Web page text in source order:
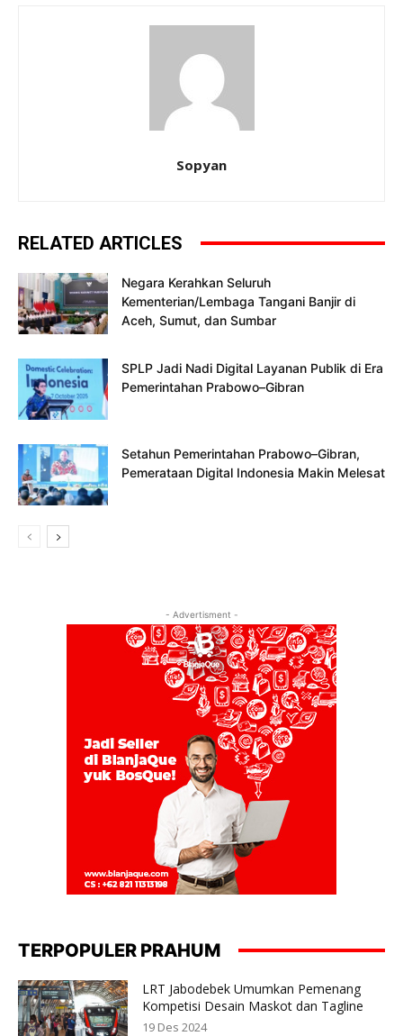
Sopyan
RELATED ARTICLES
Negara Kerahkan Seluruh
Kementerian/Lembaga Tangani Banjir di
Aceh, Sumut, dan Sumbar
SPLP Jadi Nadi Digital Layanan Publik di Era
Pemerintahan Prabowo–Gibran
Setahun Pemerintahan Prabowo–Gibran,
Pemerataan Digital Indonesia Makin Melesat
- Advertisment -
TERPOPULER PRAHUM
LRT Jabodebek Umumkan Pemenang
Kompetisi Desain Maskot dan Tagline
19 Des 2024